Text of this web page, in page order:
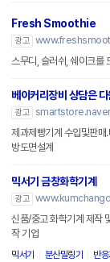
Fresh Smoothie
광고
스무디, 슬러쉬, 쉐이크를
베이커리장비 상담은
광고
제과제빵기계 수입및판매
방도면설계
믹서기 금창화학기계
광고
신품/중고 화학기계 제작
작 기업
믹서기 분산밀링기 반응